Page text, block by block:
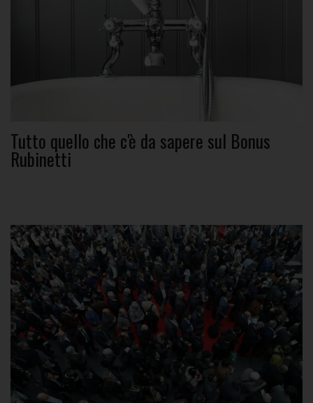
Tutto quello che c'è da sapere sul Bonus
Rubinetti